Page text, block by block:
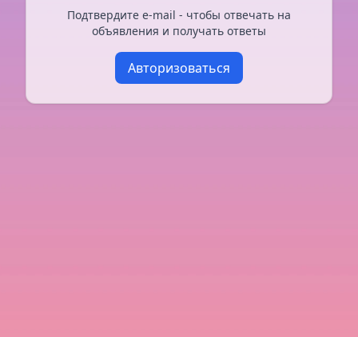
Подтвердите e-mail - чтобы отвечать на
объявления и получать ответы
Авторизоваться